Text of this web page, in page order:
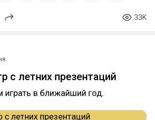
33K
с летних презентаций
в ближайший год.